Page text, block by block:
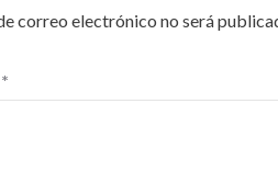
correo electrónico no será
*